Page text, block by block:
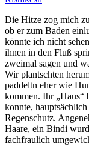
Die Hitze zog mich
ob er zum Baden
könnte ich nicht
ihnen in den Fluß
zweimal sagen und
Wir plantschten
paddeltn eher wie
kommen. Ihr „Haus“
konnte,
Regenschutz.
Haare, ein Bindi
fachfraulich